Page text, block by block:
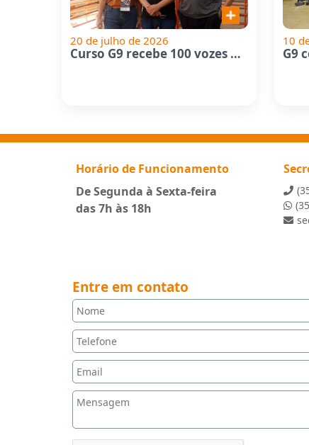
20 de julho de 2026
Curso G9 recebe 100 vozes de...
10
Horário de Funcionamento
De Segunda à Sexta-feira
das 7h às 18h
Entre em contato